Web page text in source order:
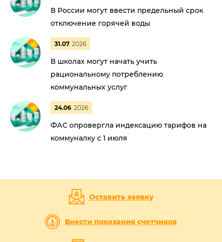
В России могут ввести предельный срок
отключение горячей воды
31.07 2026
В школах могут начать учить
рациональному потреблению
коммунальных услуг
24.06 2026
ФАС опровергла индексацию тарифов на
коммуналку с 1 июля
Оставить заявку
Внести показания счетчиков